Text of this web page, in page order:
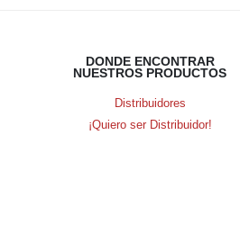
DONDE ENCONTRAR
NUESTROS PRODUCTOS
Distribuidores
¡Quiero ser Distribuidor!